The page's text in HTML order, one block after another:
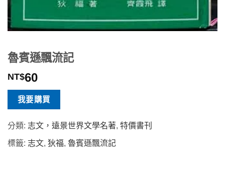
魯賓遜飄流記
NT$60
我要購買
分類: 志文，遠景世界文學名著, 特價書刊
標籤: 志文, 狄福, 魯賓遜飄流記